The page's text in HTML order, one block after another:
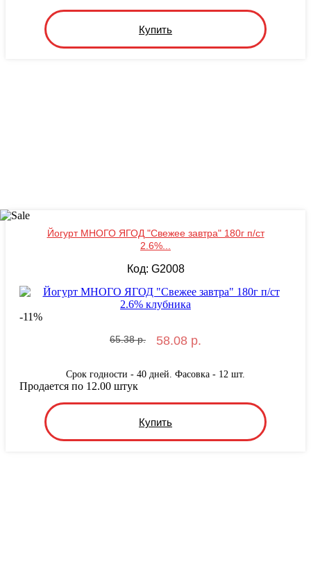
Купить
Йогурт МНОГО ЯГОД "Свежее завтра" 180г п/ст
2.6%...
Код: G2008
-11%
65.38 р. 58.08 р.
Срок годности - 40 дней. Фасовка - 12 шт.
Купить
Продается по 12.00 штук